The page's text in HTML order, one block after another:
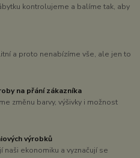
kontrolujeme a balíme tak, aby
a proto nenabízíme vše, ale jen to
na přání zákazníka
změnu barvy, výšivky i možnost
výrobků
naši ekonomiku a vyznačují se